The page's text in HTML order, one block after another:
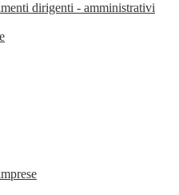
dirigenti - amministrativi